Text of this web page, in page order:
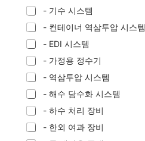
- 기수 시스템
- 컨테이너 역삼투압 시스템
- EDI 시스템
- 가정용 정수기
- 역삼투압 시스템
- 해수 담수화 시스템
- 하수 처리 장비
- 한외 여과 장비